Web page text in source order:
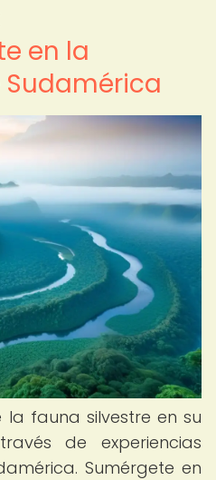
en la
la fauna silvestre en su
de experiencias
Sumérgete en